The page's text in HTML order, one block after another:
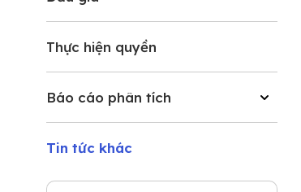
Thực hiện quyền
Báo cáo phân tích
Tin tức khác